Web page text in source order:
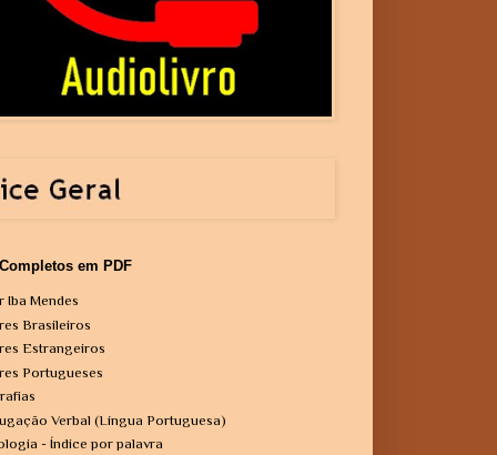
em PDF
Iba Mendes
Brasileiros
Estrangeiros
Portugueses
Verbal (Língua Portuguesa)
- Índice por palavra